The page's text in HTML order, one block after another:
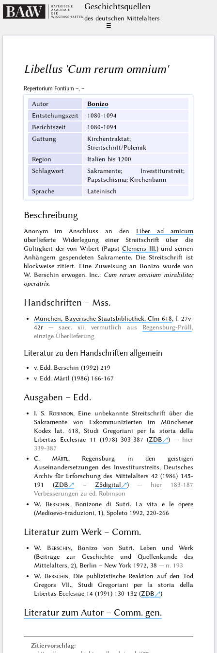
Geschichts­quellen
des deutschen Mittelalters
☰
Libellus 'Cum rerum omnium'
Repertorium Fontium –, –
Autor
Bonizo
Entstehungszeit
1080-1094
Berichtszeit
1080-1094
Gattung
Kirchentraktat;
Streitschrift/Polemik
Region
Italien bis 1200
Schlagwort
Sakramente; Investiturstreit;
Papstschisma; Kirchenbann
Sprache
Lateinisch
Beschreibung
Anonym im Anschluss an den Liber ad amicum
überlieferte Widerlegung einer Streitschrift über die
Gültigkeit der von Wibert (PapstClemens III.) und seinen
Anhängern gespendeten Sakramente. Die Streitschrift ist
blockweise zitiert. Eine Zuweisung an Bonizo wurde von
W. Berschin erwogen. Inc.: Cum rerum omnium mirabiliter
operatrix.
Handschriften – Mss.
München, Bayerische Staatsbibliothek, Clm 618, f. 27v-
42r
saec. xii, vermutlich aus Regensburg-Prüll,
einzige Überlieferung
Literatur zu den Handschriften allgemein
v. Edd. Berschin (1992) 219
v. Edd. Märtl (1986) 166-167
Ausgaben – Edd.
I. S. Robinson, Eine unbekannte Streitschrift über die
Sakramente von Exkommunizierten im Münchener
Kodex lat. 618, Studi Gregoriani per la storia della
Libertas Ecclesiae 11 (1978) 303-387 (ZDB )
hier
339-387
C. Märtl, Regensburg in den geistigen
Auseinandersetzungen des Investiturstreits, Deutsches
Archiv für Erforschung des Mittelalters 42 (1986) 145-
191 (ZDB – ZSdigital )
hier 183-187
Verbesserungen zu ed. Robinson
W. Berschin, Bonizone di Sutri. La vita e le opere
(Medioevo-traduzioni, 1), Spoleto 1992, 220-266
Literatur zum Werk – Comm.
W. Berschin, Bonizo von Sutri. Leben und Werk
(Beiträge zur Geschichte und Quellenkunde des
Mittelalters, 2), Berlin – New York 1972, 38
n. 193
W. Berschin, Die publizistische Reaktion auf den Tod
Gregors VII., Studi Gregoriani per la storia della
Libertas Ecclesiae 14 (1991) 130-132 (ZDB )
Literatur zum Autor – Comm. gen.
Zitiervorschlag: